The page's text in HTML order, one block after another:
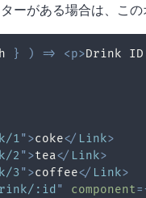
ーがある場合は、この
} ) => <p>Drink
1">coke</ Link>
2 ">tea</ Link>
3 ">coffee</ Link>
:id " component=